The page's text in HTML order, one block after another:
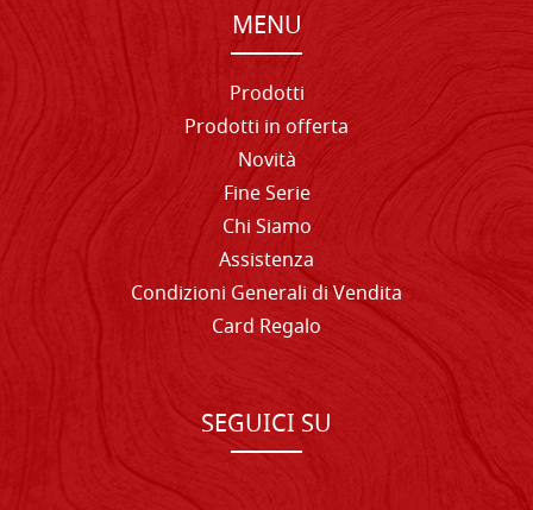
MENU
Prodotti
Prodotti in offerta
Novità
Fine Serie
Chi Siamo
Assistenza
Condizioni Generali di Vendita
Card Regalo
SEGUICI SU